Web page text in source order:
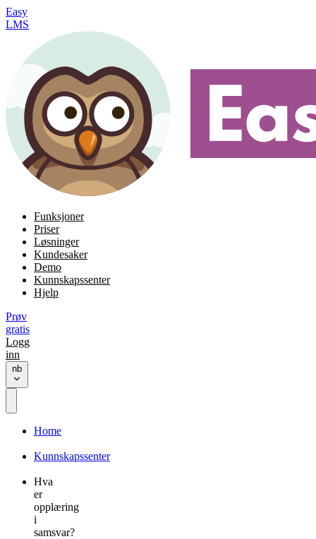
Easy
LMS
Funksjoner
Priser
Løsninger
Kundesaker
Demo
Kunnskapssenter
Hjelp
Prøv
gratis
Logg
inn
nb
Home
Kunnskapssenter
Hva
er
opplæring
i
samsvar?